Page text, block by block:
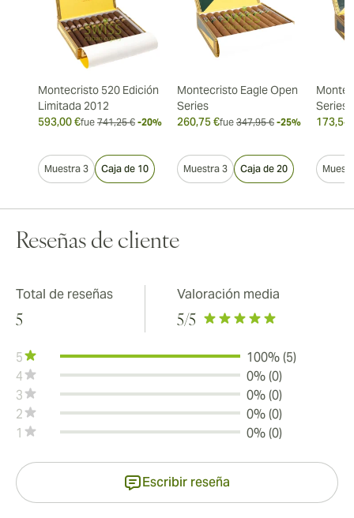
Montecristo 520 Edición
Limitada 2012
593,00 €fue 741,25 € -20%
Muestra 3 Caja de 10
Montecristo Eagle Open
Series
260,75 €fue 347,95 € -25%
Muestra 3 Caja de 20
Series
173,54
Reseñas de cliente
Total de reseñas
5
Valoración media
5/5
5
100% (5)
4
0% (0)
3
0% (0)
2
0% (0)
1
0% (0)
Escribir reseña